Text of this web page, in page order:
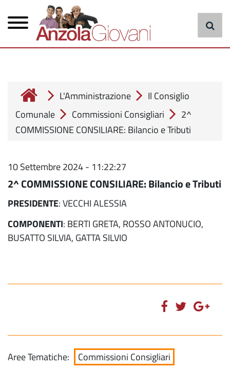
contenuto
principale
principale
cerca
L'Amministrazione
Il Consiglio
Comunale
Commissioni Consigliari
2^
COMMISSIONE CONSILIARE: Bilancio e Tributi
10 Settembre 2024 - 11:22:27
2^ COMMISSIONE CONSILIARE: Bilancio e Tributi
PRESIDENTE: VECCHI ALESSIA
COMPONENTI: BERTI GRETA, ROSSO ANTONUCIO,
BUSATTO SILVIA, GATTA SILVIO
Aree Tematiche: Commissioni Consigliari